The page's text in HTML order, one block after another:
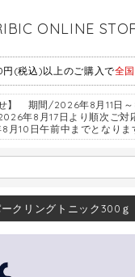
ONLINE
(税込)以上のご購入で全
】 期間/2026年8月11日～
年8月17日より順次ご対
10日午前中までとなりま
クリングトニック300ｇ